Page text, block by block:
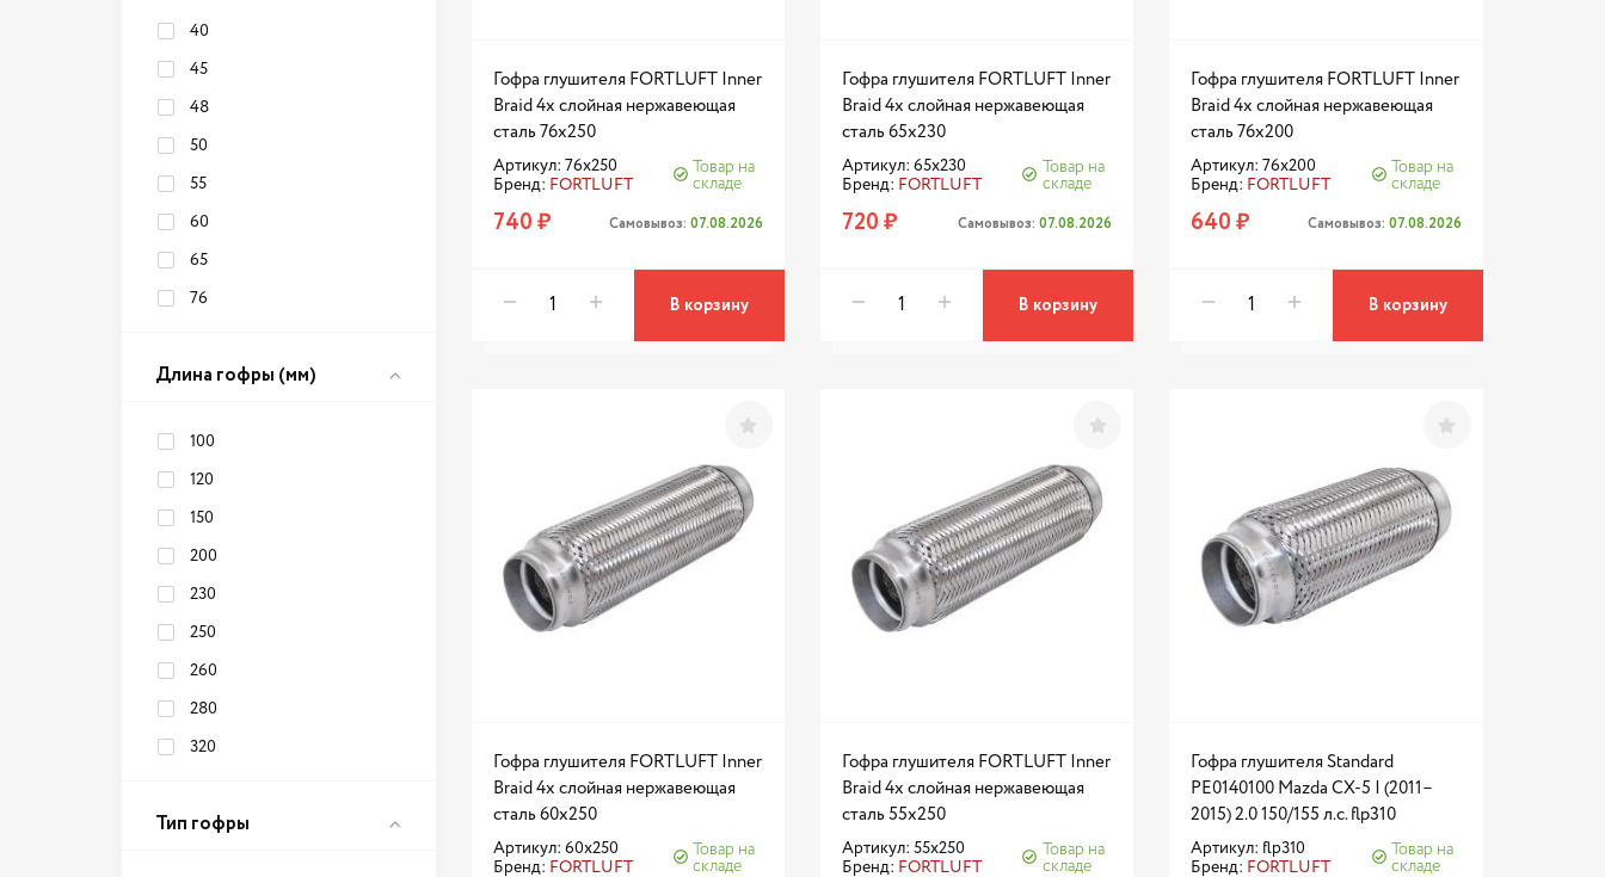
40
45
48
50
55
60
65
76
Длина гофры (мм)
100
120
150
200
230
250
260
280
320
Тип гофры
Гофра глушителя FORTLUFT Inner
Braid 4х слойная нержавеющая
сталь 76x250
Артикул: 76x250
Бренд: FORTLUFT
Товар на
складе
740 ₽ Самовывоз: 07.08.2026
В корзину
Гофра глушителя FORTLUFT Inner
Braid 4х слойная нержавеющая
сталь 65x230
Артикул: 65x230
Бренд: FORTLUFT
Товар на
складе
720 ₽ Самовывоз:07.08.2026
В корзину
Гофра глушителя FORTLUFT Inner
Braid 4х слойная нержавеющая
сталь 76x200
Артикул: 76x200
Бренд: FORTLUFT
Товар на
складе
640 ₽ Самовывоз: 07.08.2026
В корзину
Гофра глушителя FORTLUFT Inner
Braid 4х слойная нержавеющая
сталь 60x250
Артикул: 60x250
Бренд: FORTLUFT
Товар на
складе
Гофра глушителя FORTLUFT Inner
Braid 4х слойная нержавеющая
сталь 55x250
Артикул: 55x250
Бренд: FORTLUFT
Товар на
складе
Гофра глушителя Standard
PE0140100 Mazda CX-5 I (2011–
2015) 2.0 150/155 л.с. flp310
Артикул: flp310
Бренд: FORTLUFT
Товар на
складе